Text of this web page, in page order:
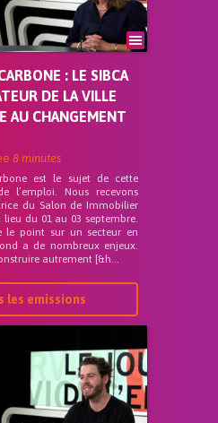
: LE SIBCA
DE LA VILLE
AU CHANGEMENT
8 minutes
est le sujet de cette
l’emploi. Nous recevons
du Salon de Immobilier
du 01 au 03 septembre.
le point sur un secteur en
a de nombreux enjeux.
autrement [&h...
les emissions